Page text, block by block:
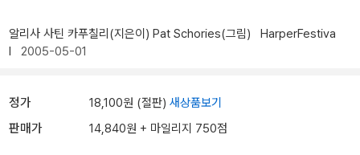
알리사 사틴 카푸칠리(지은이) Pat Schories(그림)
HarperFestiva
l 2005-05-01
정가 18,100원 (절판) 새상품보기
판매가 14,840원 + 마일리지 750점